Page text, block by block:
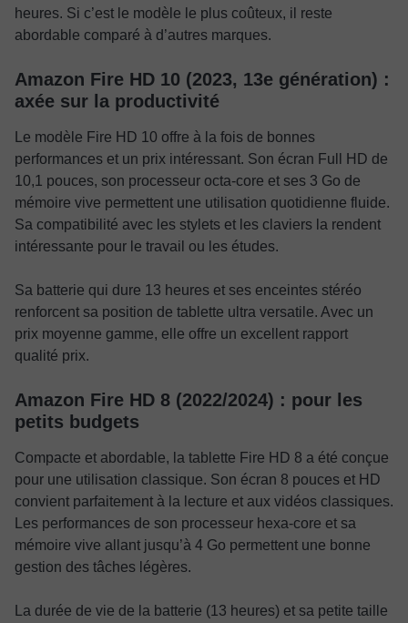
heures. Si c’est le modèle le plus coûteux, il reste
abordable comparé à d’autres marques.
Amazon Fire HD 10 (2023, 13e génération) :
axée sur la productivité
Le modèle Fire HD 10 offre à la fois de bonnes
performances et un prix intéressant. Son écran Full HD de
10,1 pouces, son processeur octa-core et ses 3 Go de
mémoire vive permettent une utilisation quotidienne fluide.
Sa compatibilité avec les stylets et les claviers la rendent
intéressante pour le travail ou les études.
Sa batterie qui dure 13 heures et ses enceintes stéréo
renforcent sa position de tablette ultra versatile. Avec un
prix moyenne gamme, elle offre un excellent rapport
qualité prix.
Amazon Fire HD 8 (2022/2024) : pour les
petits budgets
Compacte et abordable, la tablette Fire HD 8 a été conçue
pour une utilisation classique. Son écran 8 pouces et HD
convient parfaitement à la lecture et aux vidéos classiques.
Les performances de son processeur hexa-core et sa
mémoire vive allant jusqu’à 4 Go permettent une bonne
gestion des tâches légères.
La durée de vie de la batterie (13 heures) et sa petite taille